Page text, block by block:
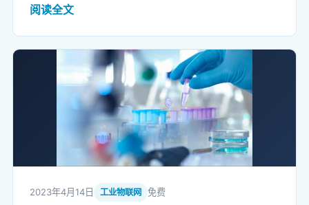
阅读全文
2023年4月14日 工业物联网 免费